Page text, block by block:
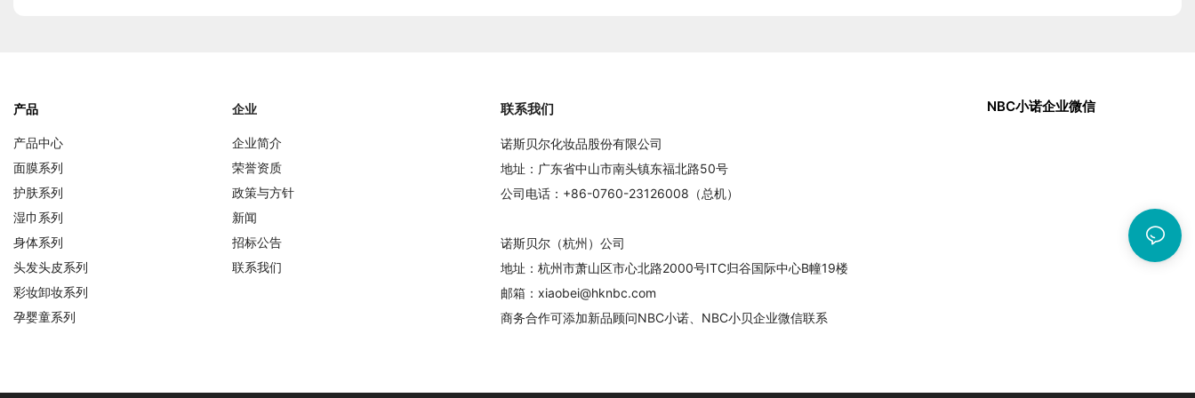
产品
产品中心
面膜系列
护肤系列
湿巾系列
身体系列
头发头皮系列
彩妆卸妆系列
孕婴童系列
企业
企业简介
荣誉资质
政策与方针
新闻
招标公告
联系我们
联系我们
诺斯贝尔化妆品股份有限公司
地址：广东省中山市南头镇东福北路50号
公司电话：+86-0760-23126008（总机）
诺斯贝尔（杭州）公司
地址：杭州市萧山区市心北路2000号ITC归谷国际中心B幢19楼
邮箱：xiaobei@hknbc.com
商务合作可添加新品顾问NBC小诺、NBC小贝企业微信联系
NBC小诺企业微信